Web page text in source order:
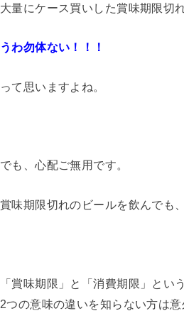
大量にケース買いした賞味期限切
うわ勿体ない！！！
って思いますよね。
でも、心配ご無用です。
賞味期限切れのビールを飲んでも
「賞味期限」と「消費期限」とい
2つの意味の違いを知らない方は意